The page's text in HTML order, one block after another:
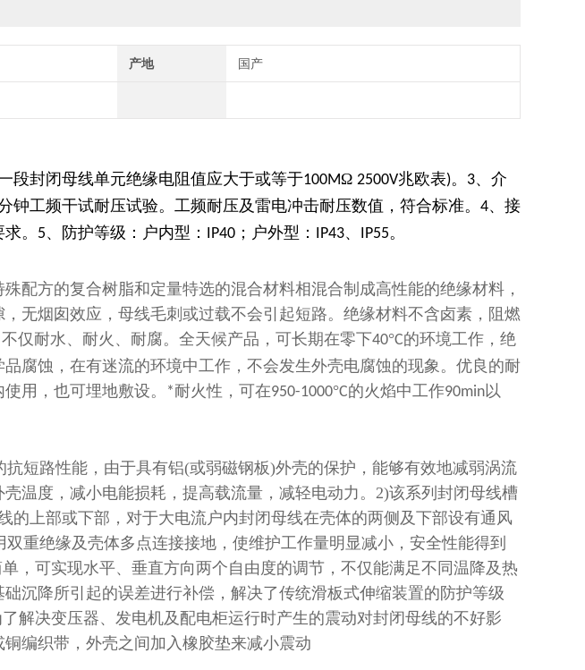
产地 国产
段封闭母线单元绝缘电阻值应大于或等于100MΩ 2500V兆欧表)。 3、介
钟工频干试耐压试验。工频耐压及雷电冲击耐压数值，符合标准。 4、接
。 5、防护等级：户内型： IP40 ；户外型： IP43、 IP55。
配方的复合树脂和定量特选的混合材料相混合制成高性能的绝缘材料，
无烟囱效应，母线毛刺或过载不会引起短路。绝缘材料不含卤素，阻燃
不仅耐水、耐火、耐腐。全天候产品，可长期在零下40°C的环境工作，绝
腐蚀，在有迷流的环境中工作，不会发生外壳电腐蚀的现象。优良的耐
用，也可埋地敷设。
*耐火性，可在950-1000°C的火焰中工作90min以
短路性能，由于具有铝(或弱磁钢板)外壳的保护，能够有效地减弱涡流
温度，减小电能损耗，提高载流量，减轻电动力。 2)该系列封闭母线槽
的上部或下部，对于大电流户内封闭母线在壳体的两侧及下部设有通风
双重绝缘及壳体多点连接接地，使维护工作量明显减小，安全性能得到
，可实现水平、垂直方向两个自由度的调节，不仅能满足不同温降及热
沉降所引起的误差进行补偿，解决了传统滑板式伸缩装置的防护等级
了解决变压器、发电机及配电柜运行时产生的震动对封闭母线的不好影
编织带，外壳之间加入橡胶垫来减小震动